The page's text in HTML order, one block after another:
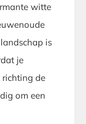
witte
is
je
richting de
om een